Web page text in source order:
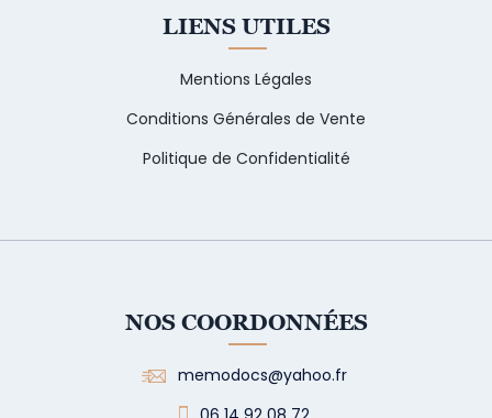
LIENS UTILES
Mentions Légales
Conditions Générales de Vente
Politique de Confidentialité
NOS COORDONNÉES
memodocs@yahoo.fr